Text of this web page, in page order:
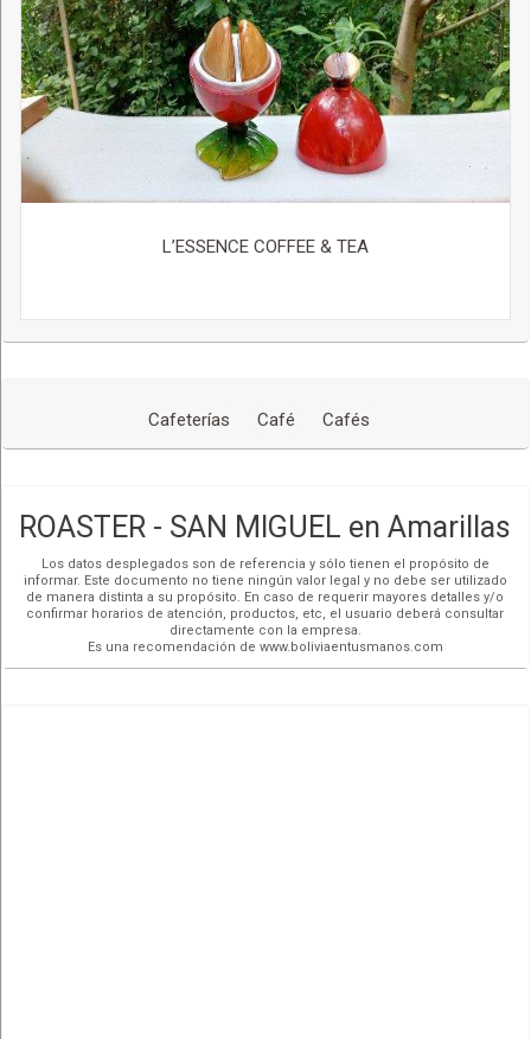
L’ESSENCE COFFEE & TEA
Cafeterías Café Cafés
ROASTER - SAN MIGUEL en Amarillas
Los datos desplegados son de referencia y sólo tienen el propósito de
informar. Este documento no tiene ningún valor legal y no debe ser utilizado
de manera distinta a su propósito. En caso de requerir mayores detalles y/o
confirmar horarios de atención, productos, etc, el usuario deberá consultar
directamente con la empresa.
Es una recomendación de www.boliviaentusmanos.com